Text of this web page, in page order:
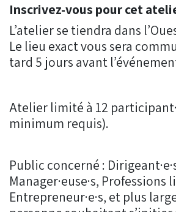
Inscrivez-vous pour cet
L’atelier se tiendra dans
Le lieu exact vous sera
tard 5 jours avant
Atelier limité à 12
minimum requis).
Public concerné :
Manager·euse·s, Professions
Entrepreneur·e·s, et plus